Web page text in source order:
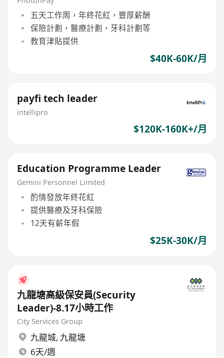
五天工作周，年終花紅，豐厚薪酬
保險計劃，醫療計劃，牙科計劃等
教育津貼提供
$40K-60K/月
payfi tech leader
intellipro
$120K-160K+/月
Education Programme Leader
Gemini Personnel Limited
酌情發放年終花紅
提供醫療及牙科保險
12天有薪年假
$25K-30K/月
九龍塘高級保安員(Security
Leader)-8.17小時工作
City Services Group
九龍城, 九龍塘
6天/週